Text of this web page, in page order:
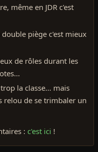
même en JDR c'est
piège c'est mieux
de rôles durant les
la classe... mais
relou de se trimbaler un
: c'est ici !